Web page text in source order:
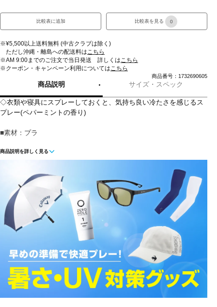
比較表に追加 比較表を見る 0
※¥5,500以上送料無料 (中古クラブは除く)
ただし沖縄・離島への配送料はこちら
※AM 9:00までのご注文で当日発送 詳しくはこちら
※クーポン・キャンペーン利用についてはこちら
商品番号：1732690605
商品説明 サイズ・スペック
◇衣類や寝具にスプレーしておくと、気持ち良い冷たさを感じるス
プレー(ペパーミントの香り)
■素材：プラ
■タイプ：スプレー
■仕様：エアゾール
■香り：ペパーミント
■用途：クールダウン
■重量：450g
■内容量：380ml
■サイズ：
85×68×206mm
商品説明を詳しく見る